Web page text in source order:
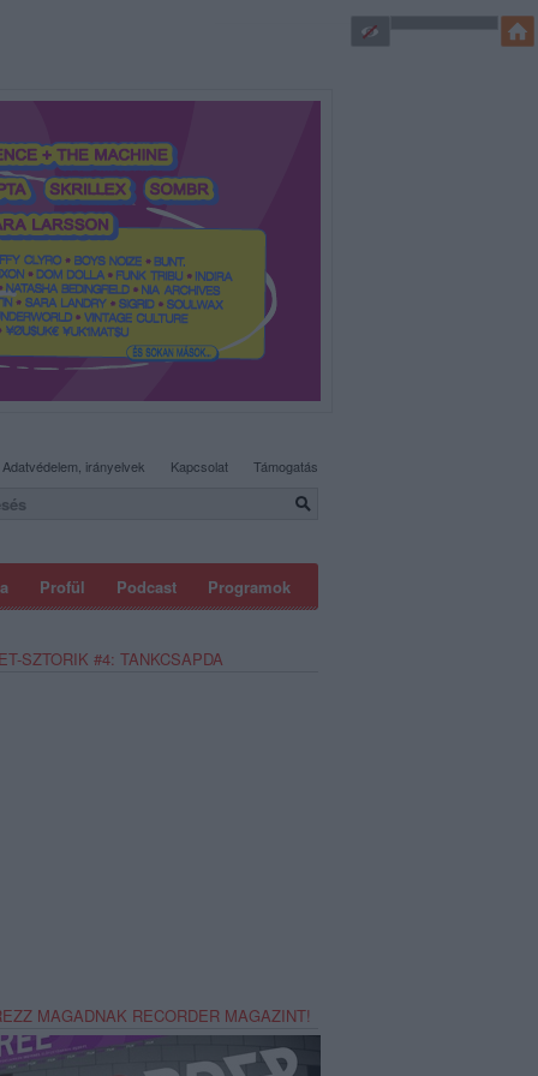
Profül Podcast Programok
Adatvédelem, irányelvek Kapcsolat Támogatás
SZTORIK #4: TANKCSAPDA
MAGADNAK RECORDER MAGAZINT!
SÜTI BEÁLLÍTÁSOK MÓDOSÍTÁSA